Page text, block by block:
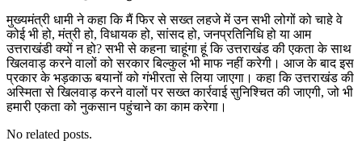
मुख्यमंत्री धामी ने कहा कि मैं फिर से सख्त लहजे में उन सभी लोगों को चाहे वे
कोई भी हो, मंत्री हो, विधायक हो, सांसद हो, जनप्रतिनिधि हो या आम
उत्तराखंडी क्यों न हो? सभी से कहना चाहूंगा हूं कि उत्तराखंड की एकता के साथ
खिलवाड़ करने वालों को सरकार बिल्कुल भी माफ नहीं करेगी। आज के बाद इस
प्रकार के भड़काऊ बयानों को गंभीरता से लिया जाएगा। कहा कि उत्तराखंड की
अस्मिता से खिलवाड़ करने वालों पर सख्त कार्रवाई सुनिश्चित की जाएगी, जो भी
हमारी एकता को नुकसान पहुंचाने का काम करेगा।
No related posts.